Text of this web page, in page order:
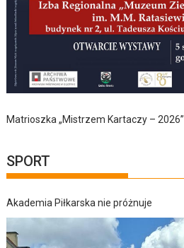
Matrioszka „Mistrzem Kartaczy – 2026”
SPORT
Akademia Piłkarska nie próżnuje